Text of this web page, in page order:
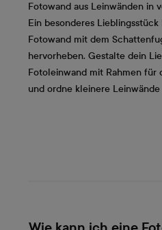
Fotowand aus Leinwänden in
Ein besonderes
Fotowand mit dem
hervorheben. Gestalte dein
Fotoleinwand mit Rahmen für
und ordne kleinere